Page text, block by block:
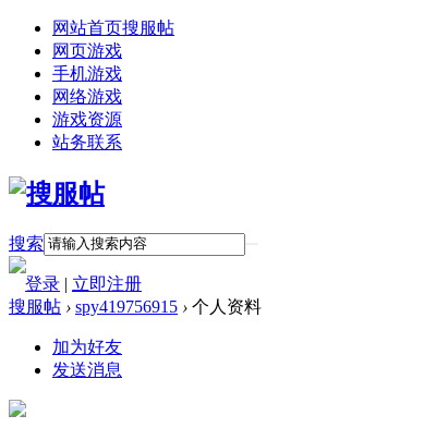
网站首页搜服帖
网页游戏
手机游戏
网络游戏
游戏资源
站务联系
搜索
登录 | 立即注册
搜服帖 › spy419756915 › 个人资料
加为好友
发送消息